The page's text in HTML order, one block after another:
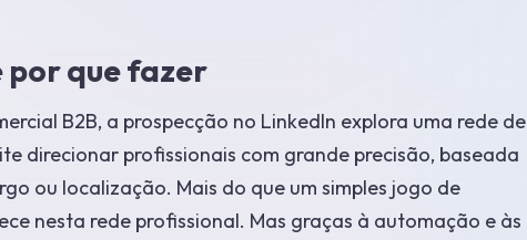
por que fazer
B2B, a prospecção no LinkedIn explora uma rede de
direcionar profissionais com grande precisão, baseada
ou localização. Mais do que um simples jogo de
nesta rede profissional. Mas graças à automação e às